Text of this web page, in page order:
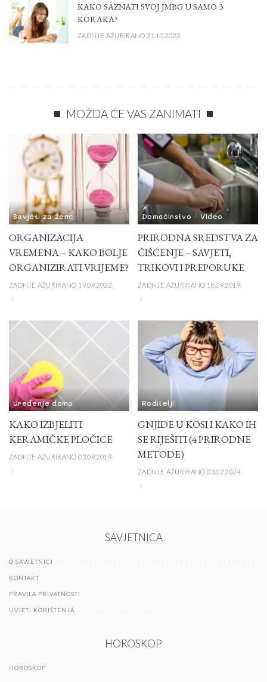
KAKO SAZNATI SVOJ JMBG U SAMO 3
KORAKA?
ZADNJE AŽURIRANO 31.10.2022.
MOŽDA ĆE VAS ZANIMATI
Savjeti za žene
ORGANIZACIJA
VREMENA – KAKO BOLJE
ORGANIZIRATI VRIJEME?
ZADNJE AŽURIRANO 19.09.2022.
Domaćinstvo Video
PRIRODNA SREDSTVA ZA
ČIŠĆENJE – SAVJETI,
TRIKOVI I PREPORUKE
ZADNJE AŽURIRANO 18.09.2019.
Uređenje doma
KAKO IZBJELITI
KERAMIČKE PLOČICE
ZADNJE AŽURIRANO 03.09.2019.
Roditelji
GNJIDE U KOSI I KAKO IH
SE RIJEŠITI (4 PRIRODNE
METODE)
ZADNJE AŽURIRANO 03.02.2024.
SAVJETNICA
O SAVJETNICI
KONTAKT
PRAVILA PRIVATNOSTI
UVJETI KORIŠTENJA
HOROSKOP
HOROSKOP